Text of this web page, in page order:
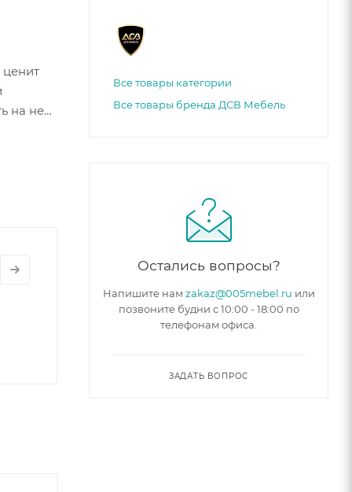
на ней,
Все товары категории
Все товары бренда ДСВ Мебель
Остались вопросы?
Напишите нам zakaz@005mebel.ru или
позвоните будни с 10:00 - 18:00 по
телефонам офиса.
ЗАДАТЬ ВОПРОС